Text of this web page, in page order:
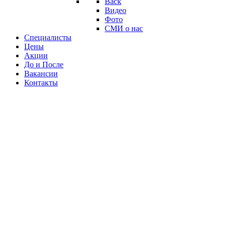
Видео
Фото
СМИ о нас
Специалисты
Цены
Акции
До и После
Вакансии
Контакты